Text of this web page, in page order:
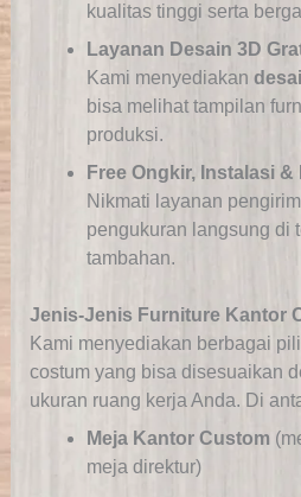
kualitas tinggi serta
Layanan Desain 3D
Kami menyediakan
bisa melihat tampilan
produksi.
Free Ongkir, Instalasi
Nikmati layanan
pengukuran langsung di
tambahan.
Jenis-Jenis Furniture Kantor
Kami menyediakan berbagai
costum yang bisa disesuaikan
ukuran ruang kerja Anda. Di
Meja Kantor Custom
meja direktur)